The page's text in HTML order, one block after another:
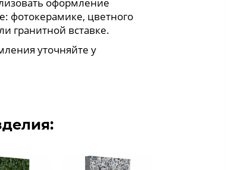
фотокерамике, цветного
гранитной вставке.
уточняйте у